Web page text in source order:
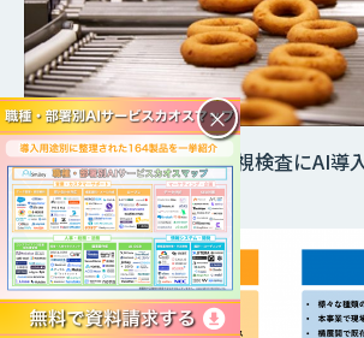
ドーナツ製造ラインの目視検査にAI導
に向上
×